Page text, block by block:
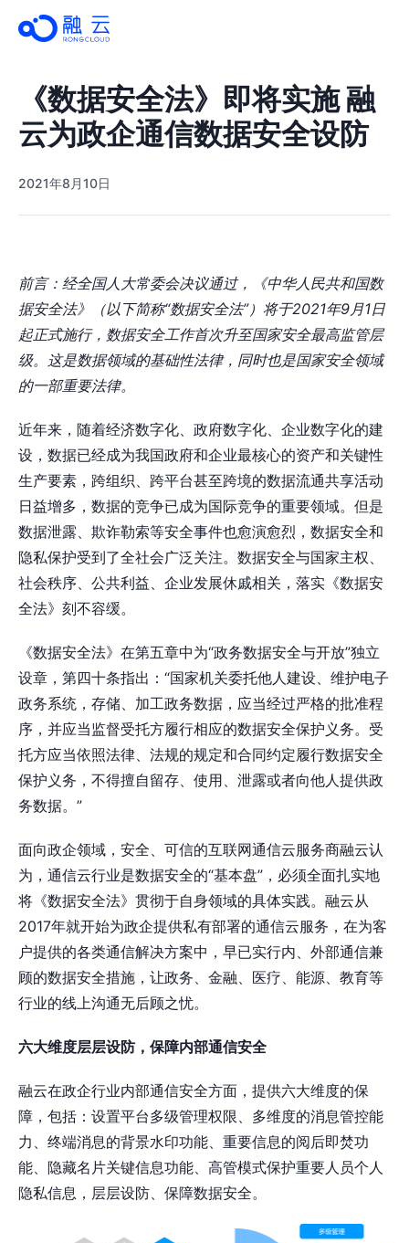
《数据安全法》即将实施 融
云为政企通信数据安全设防
2021年8月10日
前言：经全国人大常委会决议通过，《中华人民共和国数
据安全法》（以下简称“数据安全法”）将于2021年9月1日
起正式施行，数据安全工作首次升至国家安全最高监管层
级。这是数据领域的基础性法律，同时也是国家安全领域
的一部重要法律。
近年来，随着经济数字化、政府数字化、企业数字化的建
设，数据已经成为我国政府和企业最核心的资产和关键性
生产要素，跨组织、跨平台甚至跨境的数据流通共享活动
日益增多，数据的竞争已成为国际竞争的重要领域。但是
数据泄露、欺诈勒索等安全事件也愈演愈烈，数据安全和
隐私保护受到了全社会广泛关注。数据安全与国家主权、
社会秩序、公共利益、企业发展休戚相关，落实《数据安
全法》刻不容缓。
《数据安全法》在第五章中为“政务数据安全与开放”独立
设章，第四十条指出：“国家机关委托他人建设、维护电子
政务系统，存储、加工政务数据，应当经过严格的批准程
序，并应当监督受托方履行相应的数据安全保护义务。受
托方应当依照法律、法规的规定和合同约定履行数据安全
保护义务，不得擅自留存、使用、泄露或者向他人提供政
务数据。”
面向政企领域，安全、可信的互联网通信云服务商融云认
为，通信云行业是数据安全的“基本盘”，必须全面扎实地
将《数据安全法》贯彻于自身领域的具体实践。融云从
2017年就开始为政企提供私有部署的通信云服务，在为客
户提供的各类通信解决方案中，早已实行内、外部通信兼
顾的数据安全措施，让政务、金融、医疗、能源、教育等
行业的线上沟通无后顾之忧。
六大维度层层设防，保障内部通信安全
融云在政企行业内部通信安全方面，提供六大维度的保
障，包括：设置平台多级管理权限、多维度的消息管控能
力、终端消息的背景水印功能、重要信息的阅后即焚功
能、隐藏名片关键信息功能、高管模式保护重要人员个人
隐私信息，层层设防、保障数据安全。